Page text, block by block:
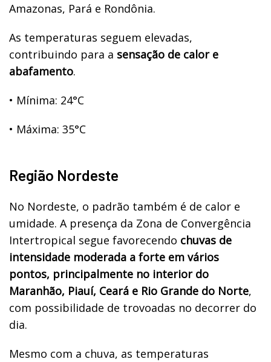
Amazonas, Pará e Rondônia.
As temperaturas seguem elevadas,
contribuindo para a sensação de calor e
abafamento.
• Mínima: 24°C
• Máxima: 35°C
Região Nordeste
No Nordeste, o padrão também é de calor e
umidade. A presença da Zona de Convergência
Intertropical segue favorecendo chuvas de
intensidade moderada a forte em vários
pontos, principalmente no interior do
Maranhão, Piauí, Ceará e Rio Grande do Norte,
com possibilidade de trovoadas no decorrer do
dia.
Mesmo com a chuva, as temperaturas